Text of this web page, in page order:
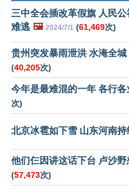
三中全会插改革假旗 人民
难逃 🖼️ 2024/7/1 (61,469次)
贵州突发暴雨泄洪 水淹全城
(40,205次)
今年是最难混的一年 各行各
次)
北京冰雹如下雪 山东河南持
他们仨因讲这话下台 卢沙野
(57,473次)